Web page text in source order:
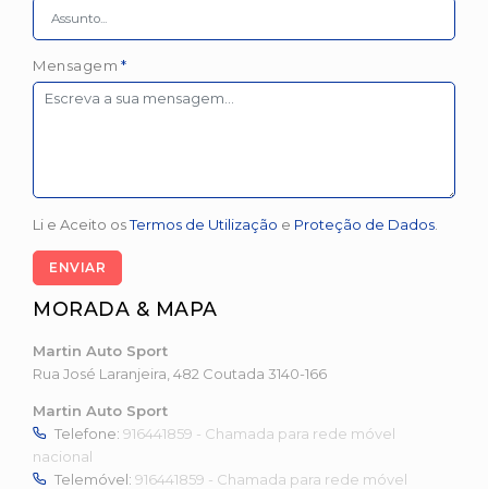
Mensagem *
Li e Aceito osTermos de Utilização e Proteção de Dados
ENVIAR
MORADA & MAPA
Martin Auto Sport
Rua José Laranjeira, 482 Coutada 3140-166
Martin Auto Sport
Telefone: 916441859 - Chamada para rede móvel
nacional
Telemóvel: 916441859 - Chamada para rede móvel